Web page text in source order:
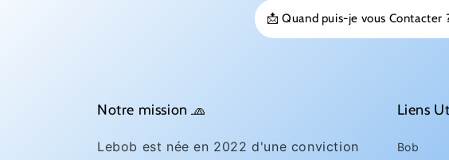
📩 Quand puis-je vous Contacter
Notre mission 🧢
Lebob est née en 2022 d'une conviction
Liens
Bob